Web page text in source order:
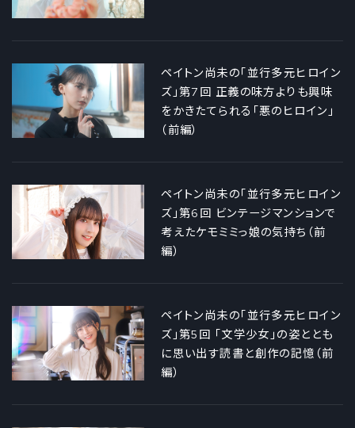
ペイトン尚未の「並行多元ヒロイン
ズ」第7回 正義の味方よりも興味
をかきたてられる「悪のヒロイン」
（前編）
ペイトン尚未の「並行多元ヒロイン
ズ」第6回 ビンテージマンションで
考えたケモミミっ娘の気持ち（前
編）
ペイトン尚未の「並行多元ヒロイン
ズ」第5回 「文学少女」の姿ととも
に思い出す読書と創作の記憶（前
編）